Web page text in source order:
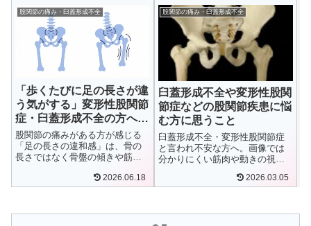
対策で快適な毎日を！
股関節の痛み・臼蓋形成不全
「歩くたびに足の長さが違
う気がする」変形性股関節
症・臼蓋形成不全の方へ｜
歩きにくさの原因と動作コ
ンディショニング｜下関
股関節の痛みがある方が感じる
「足の長さの違和感」は、骨の
長さではなく骨盤の傾きや筋力
ほとんどです。補高の前にやる
べきこと、歩き方のクセと改善
士が解説します。
2026.06.18
股関節の痛み・臼蓋形成不全
臼蓋形成不全や変形性股関
節症などの股関節疾患に悩
む方に思うこと
臼蓋形成不全・変形性股関節症
と言われ不安な方へ。画像では
分かりにくい筋肉や動きの視
ントと日常の工夫をまとめま
2026.03.05